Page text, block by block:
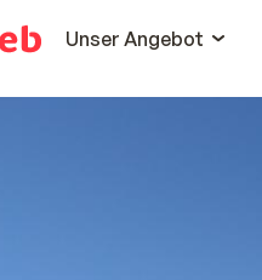
Unser Angebot